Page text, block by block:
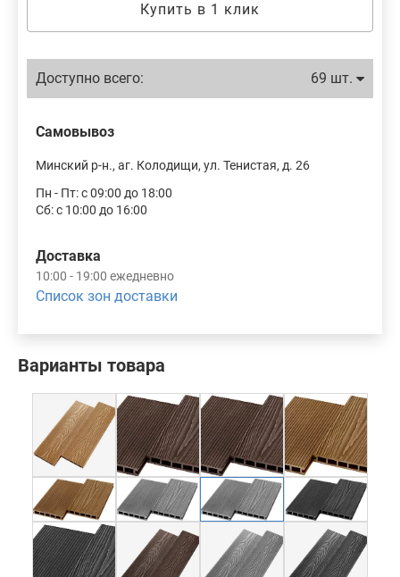
Варианты товара
Купить в 1 клик
Доступно всего: 69 шт.
Самовывоз
Минский р-н., аг. Колодищи, ул. Тенистая, д. 26
Пн - Пт: с 09:00 до 18:00
Сб: с 10:00 до 16:00
Доставка
10:00 - 19:00 ежедневно
Список зон доставки